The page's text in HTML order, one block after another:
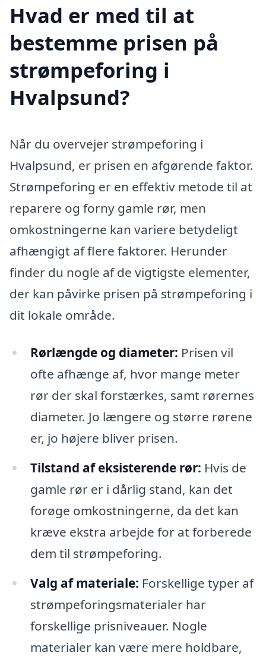
Hvad er med til at
bestemme prisen på
strømpeforing i
Hvalpsund?
Når du overvejer strømpeforing i
Hvalpsund, er prisen en afgørende faktor.
Strømpeforing er en effektiv metode til at
reparere og forny gamle rør, men
omkostningerne kan variere betydeligt
afhængigt af flere faktorer. Herunder
finder du nogle af de vigtigste elementer,
der kan påvirke prisen på strømpeforing i
dit lokale område.
Rørlængde og diameter: Prisen vil
ofte afhænge af, hvor mange meter
rør der skal forstærkes, samt rørernes
diameter. Jo længere og større rørene
er, jo højere bliver prisen.
Tilstand af eksisterende rør: Hvis de
gamle rør er i dårlig stand, kan det
forøge omkostningerne, da det kan
kræve ekstra arbejde for at forberede
dem til strømpeforing.
Valg af materiale: Forskellige typer af
strømpeforingsmaterialer har
forskellige prisniveauer. Nogle
materialer kan være mere holdbare,